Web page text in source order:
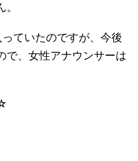
ていたのですが、今後
で、女性アナウンサーは